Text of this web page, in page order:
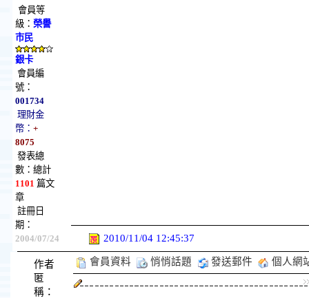
會員等
級： 榮譽
市民
銀卡
會員編
號：
001734
理財金
幣： +
8075
發表總
數：總計
1101 篇文
章
註冊日
期：
2004/07/24
2010/11/04 12:45:37
作者
匿
稱：
會員資料 悄悄話題 發送郵件 個人網